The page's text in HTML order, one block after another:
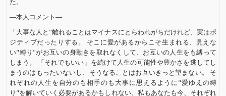
―本人コメント―
「大事な人と"離れることはマイナスにとらわれがちだけれど、実はポ
ジティブだったりする。 そこに愛があるからこそ生まれる、見えな
い"縛り"がお互いの身動きを取れなくして、お互いの人生をも縛って
しまう。 「それでもいい」を続けて人生の可能性や豊かさを逃してし
まうのはもったいないし、そうなることはお互いきっと望まない。 そ
れぞれの人生を自分のも相手のも大事に思えるように"愛ゆえの縛
り"を解いていく必要があるかもしれない。私もあなたも今、それぞれ